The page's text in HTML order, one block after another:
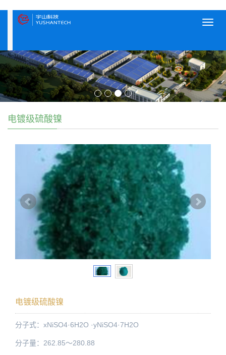
电镀级硫酸镍
电镀级硫酸镍
分子式：xNiSO4·6H2O ·yNiSO4·7H2O
分子量：262.85～280.88